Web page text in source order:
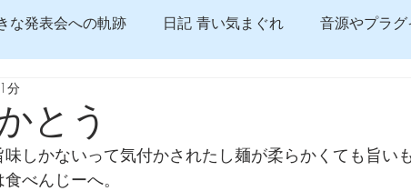
な発表会への軌跡 日記 青い気まぐれ 音源やプラ
っておきたいコト
食べんじーの美味しい記事 便利な経験、新しいコト
とう
分
しかないって気付かされたし麺が柔らかくても旨い
べんじーへ。